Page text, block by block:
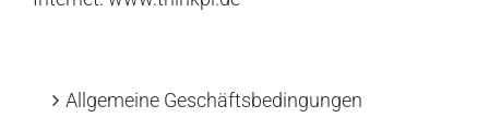
Allgemeine Geschäftsbedingungen